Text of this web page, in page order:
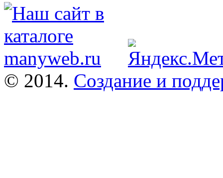
© 2014. Создание и